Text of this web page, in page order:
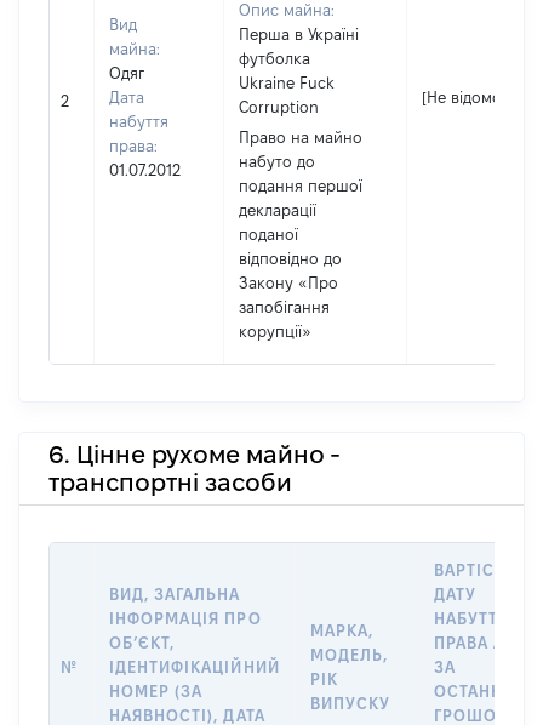
2
Вид
майна:
Одяг
Дата
набуття
права:
01.07.2012
Опис майна:
Перша в Україні
футболка
Ukraine Fuck
Corruption
Право на майно
набуто до
подання першої
декларації
поданої
відповідно до
Закону «Про
запобігання
корупції»
[Не відомо]
6. Цінне рухоме майно -
транспортні засоби
№
ВИД, ЗАГАЛЬНА
ІНФОРМАЦІЯ ПРО
ОБʼЄКТ,
ІДЕНТИФІКАЦІЙНИЙ
НОМЕР (ЗА
НАЯВНОСТІ), ДАТА
МАРКА,
МОДЕЛЬ,
РІК
ВИПУСКУ
ВАРТІСТЬ НА
ДАТУ
НАБУТТЯ
ПРАВА АБО
ЗА
ГРОШОВОЮ